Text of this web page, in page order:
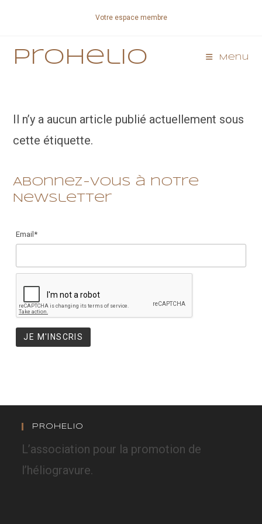
Votre espace membre
Prohelio Menu
Il n’y a aucun article publié actuellement sous
cette étiquette.
Abonnez-vous à notre
Newsletter
Email*
PROHELIO
L’association pour la promotion de
l’héliogravure.